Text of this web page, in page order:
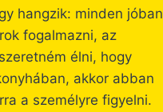
hangzik: minden jóban
fogalmazni, az
élni, hogy
akkor abban
a személyre figyelni.